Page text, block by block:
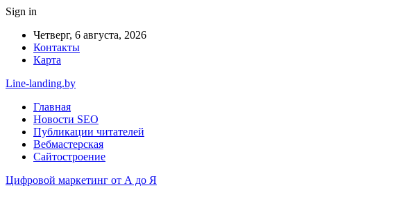
Sign in
Четверг, 6 августа, 2026
Контакты
Карта
Line-landing.by
Главная
Новости SEO
Публикации читателей
Вебмастерская
Сайтостроение
Цифровой маркетинг от А до Я